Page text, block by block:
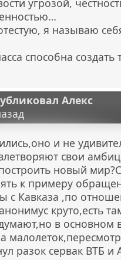
угрозой,
я называю
способна создать
Алекс
и не
свои
новый
к примеру
с Кавказа ,по
круто,есть
в основном
разок сервак ВТБ